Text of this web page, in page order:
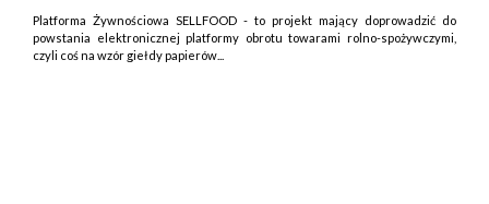
Platforma Żywnościowa SELLFOOD - to projekt mający doprowadzić do
powstania elektronicznej platformy obrotu towarami rolno-spożywczymi,
czyli coś na wzór giełdy papierów...